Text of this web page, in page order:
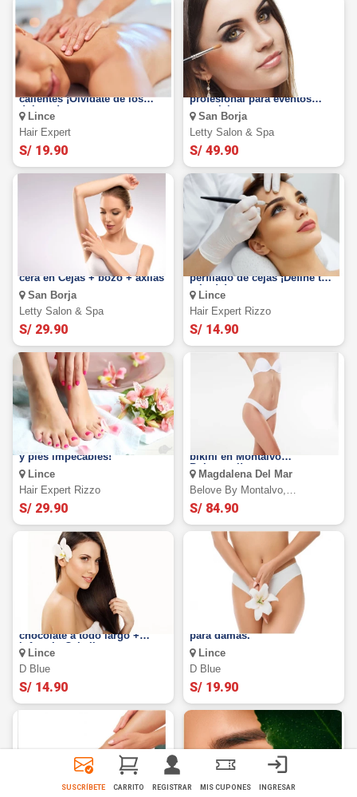
Masaje relajante con piedras
calientes ¡Olvídate de los
dolores!
Lince
Hair Expert
S/ 19.90
SAN BORJA: Maquillaje
profesional para eventos
especiales
San Borja
Letty Salon & Spa
S/ 49.90
SAN BORJA: Depilación con
cera en Cejas + bozo + axilas
San Borja
Letty Salon & Spa
S/ 29.90
Diseño + planchado +
perfilado de cejas ¡Define tu
mirada!
Lince
Hair Expert Rizzo
S/ 14.90
Manicure y pedicure. ¡Manos
y pies impecables!
Lince
Hair Expert Rizzo
S/ 29.90
Depilación de cejas, axilas y
bikini en Montalvo
Bolognesi!
Magdalena Del Mar
Belove By Montalvo,
Magdalena.
S/ 84.90
Tratamiento capilar de
chocolate a todo largo +
infrarojo¡Cabello super
brilloso!
Lince
D Blue
S/ 14.90
Depilación brasilera completa
para damas.
Lince
D Blue
S/ 19.90
SUSCRÍBETE CARRITO REGISTRAR MIS CUPONES INGRESAR